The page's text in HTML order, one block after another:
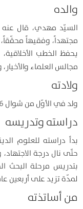
والده
السيّد مهدي، قال عنه
مجتهداً، وفقيهاً محقّقاً،
يحفظ الخطب
مجالس العلماء
ولادته
ولد في الأوّل من شوال 1306ﻫ في النجف الأشرف بالعراق.
دراسته وتدريسه
بدأ دراسته للعلوم
حتّى نال درجة
بتدريس مرحلة البحث
لمدّة تزيد على أربعين
من أساتذته